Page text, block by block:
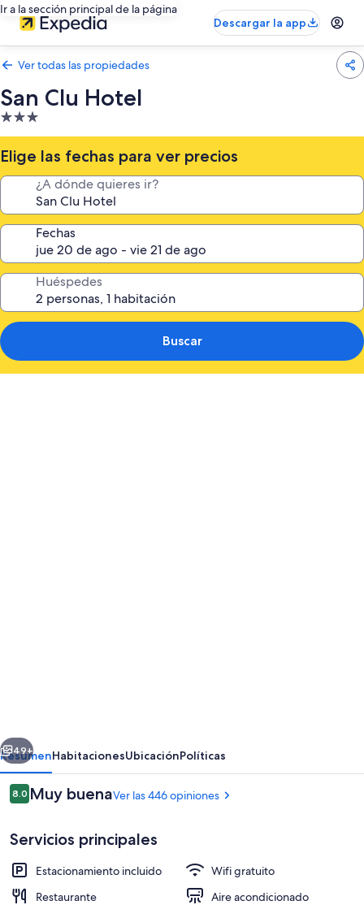
Ir a la sección principal de la página
Descargar la app
Ver todas las propiedades
San Clu Hotel
Propiedad
de
3.0
estrellas
Elige las fechas para ver precios
¿A dónde quieres ir?
Fechas
Huéspedes
Buscar
Siguiente
49+
ResumenHabitacionesUbicaciónPolíticas
Opiniones
8.08.0 de 10,
Muy buenaVer las 446 opiniones
Servicios principales
Estacionamiento incluido
Wifi gratuito
Restaurante
Aire acondicionado